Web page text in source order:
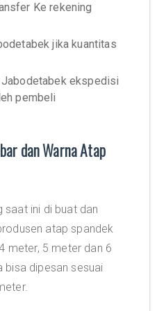
Ke rekening
jika kuantitas
Jabodetabek ekspedisi
pembeli
dan Warna Atap
saat ini di buat dan
atap spandek
meter, 5 meter dan 6
bisa dipesan sesuai